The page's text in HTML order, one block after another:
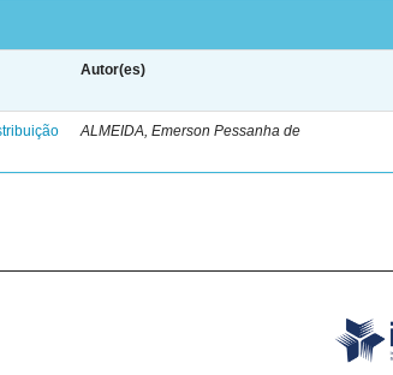
Autor(es)
ALMEIDA, Emerson Pessanha de